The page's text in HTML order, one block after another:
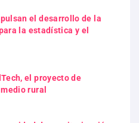
el desarrollo de la
la estadística y el
el proyecto de
rural